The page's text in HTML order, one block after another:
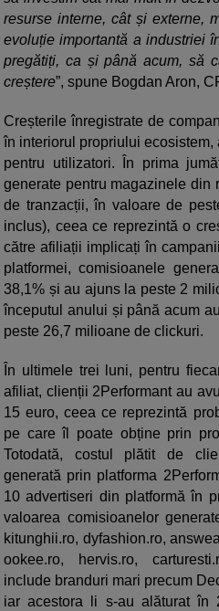
resurse interne, cât și externe,
evoluție importantă a industriei
pregătiți, ca și până acum, să
creștere”, spune Bogdan Aron,
Creșterile înregistrate de
în interiorul propriului
pentru utilizatori. În prima
generate pentru magazinele din
de tranzacții, în valoare de
inclus), ceea ce reprezintă o
către afiliații implicați în
platformei, comisioanele
38,1% și au ajuns la peste 2
începutul anului și până acum
peste 26,7 milioane de clickuri.
În ultimele trei luni, pentru
afiliat, clienții 2Performant au
15 euro, ceea ce reprezintă
pe care îl poate obține prin
Totodată, costul plătit de
generată prin platforma
10 advertiseri din platformă în
valoarea comisioanelor
kitunghii.ro, dyfashion.ro,
ookee.ro, hervis.ro,
include branduri mari precum
iar acestora li s-au alăturat în